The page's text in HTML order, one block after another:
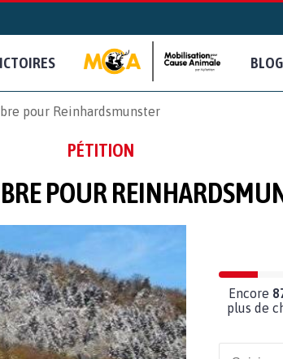
BLOG
pour Reinhardsmunster
PÉTITION
POUR
Encore
plus de